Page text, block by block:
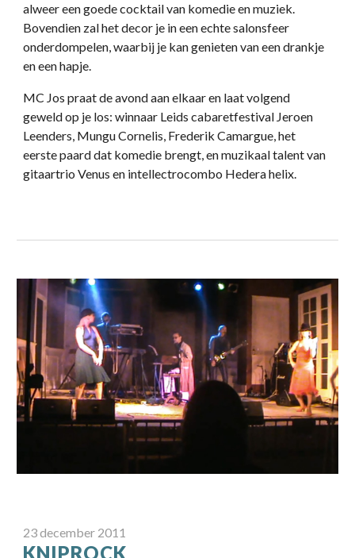
alweer een goede cocktail van komedie en muziek.
Bovendien zal het decor je in een echte salonsfeer
onderdompelen, waarbij je kan genieten van een drankje
en een hapje.
MC Jos praat de avond aan elkaar en laat volgend
geweld op je los: winnaar Leids cabaretfestival Jeroen
Leenders, Mungu Cornelis, Frederik Camargue, het
eerste paard dat komedie brengt, en muzikaal talent van
gitaartrio Venus en intellectrocombo Hedera helix.
23december 201 1
KNIPROCK